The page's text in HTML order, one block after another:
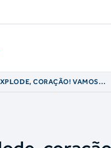
CORAÇÃO! VAMOS